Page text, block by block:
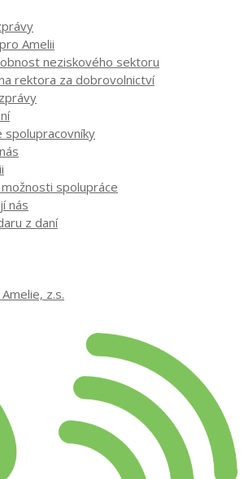
Amelii
neziskového sektoru
rektora za dobrovolnictví
spolupracovníky
spolupráce
nás
z daní
z.s.